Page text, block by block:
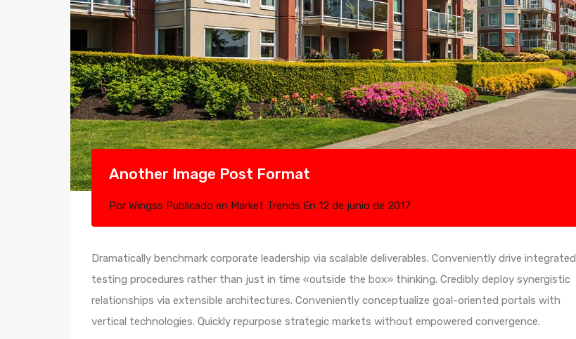
Another Image Post Format
Por Wingss Publicado en Market Trends En 12 de junio de 2017
Dramatically benchmark corporate leadership via scalable deliverables. Conveniently drive integrated
testing procedures rather than just in time «outside the box» thinking. Credibly deploy synergistic
relationships via extensible architectures. Conveniently conceptualize goal-oriented portals with
vertical technologies. Quickly repurpose strategic markets without empowered convergence.